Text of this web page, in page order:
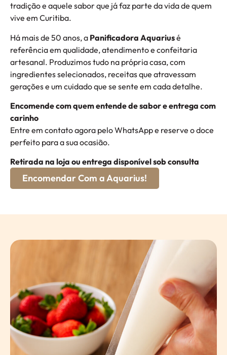
tradição e aquele sabor que já faz parte da vida de quem
vive em Curitiba.
Há mais de 50 anos, a Panificadora Aquariusé
referência em qualidade, atendimento e confeitaria
artesanal. Produzimos tudo na própria casa, com
ingredientes selecionados, receitas que atravessam
gerações e um cuidado que se sente em cada detalhe.
Encomende com quem entende de sabor e entrega com
carinho
Entre em contato agora pelo WhatsApp e reserve o doce
perfeito para a sua ocasião.
Retirada na loja ou entrega disponível sob consulta
Encomendar Com a Aquarius!